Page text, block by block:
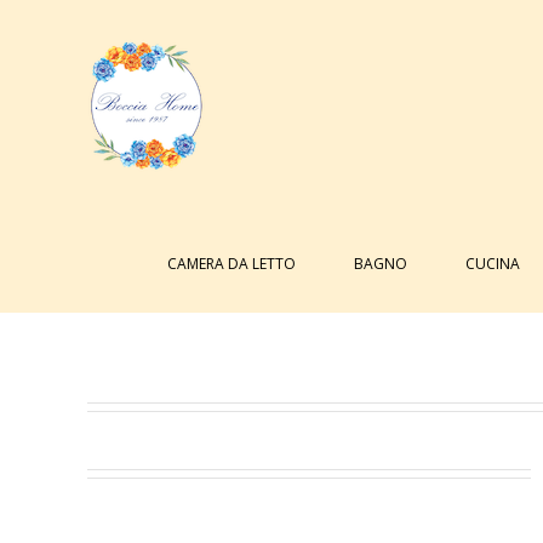
contenuto
CAMERA DA LETTO BAGNO CUCINA